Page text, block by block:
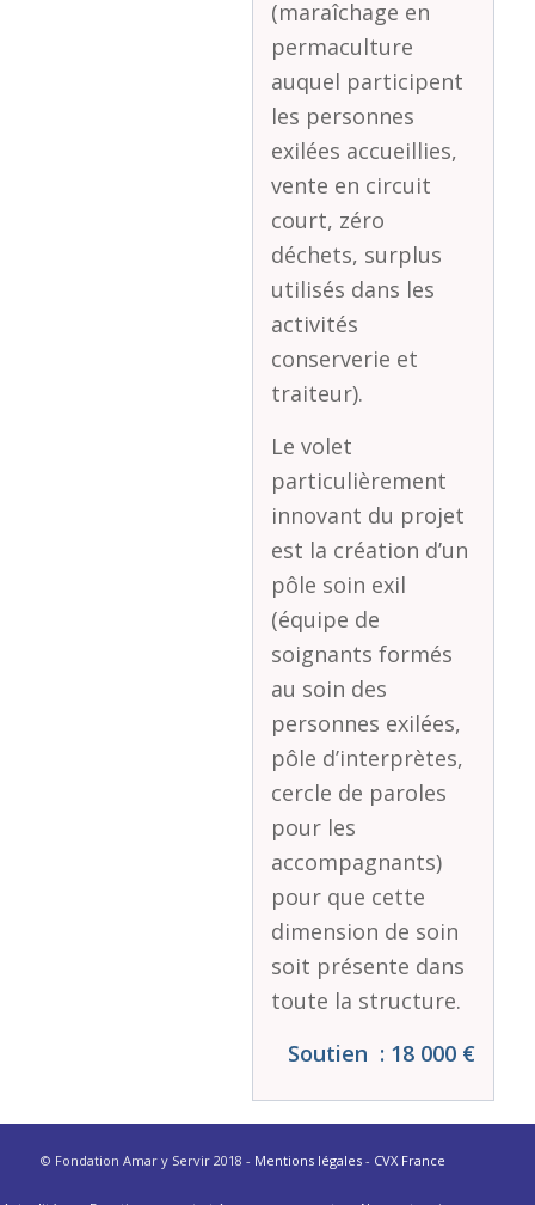
(maraîchage en
permaculture
auquel participent
les personnes
exilées accueillies,
vente en circuit
court, zéro
déchets, surplus
utilisés dans les
activités
conserverie et
traiteur).
Le volet
particulièrement
innovant du projet
est la création d’un
pôle soin exil
(équipe de
soignants formés
au soin des
personnes exilées,
pôle d’interprètes,
cercle de paroles
pour les
accompagnants)
pour que cette
dimension de soin
soit présente dans
toute la structure.
Soutien : 18 000 €
© Fondation Amar y Servir 2018 - Mentions légales- CVX France